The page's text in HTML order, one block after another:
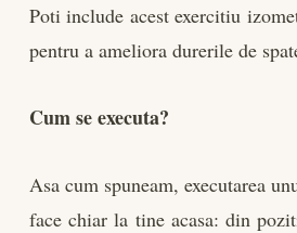
Poti include acest exercitiu
pentru a ameliora durerile de
Cum se executa?
Asa cum spuneam, executarea
face chiar la tine acasa: din